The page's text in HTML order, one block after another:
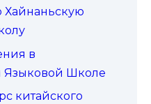
Хайнаньскую
в
Языковой Школе
китайского